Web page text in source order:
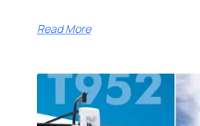
Read More